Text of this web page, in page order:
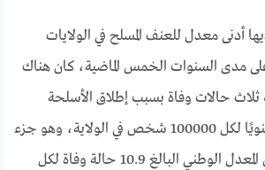
أدنى معدل للعنف المسلح في الولايات
على مدى السنوات الخمس الماضية، كان هناك
ثلاث حالات وفاة بسبب إطلاق الأسلحة
النارية سنويًا لكل 100000 شخص في الولاية، وهو جزء
ضئيل من المعدل الوطني البالغ 10.9 حالة وفاة لكل